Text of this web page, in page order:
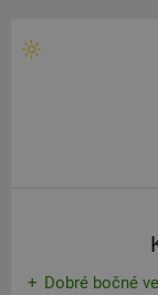
Dobré bočné